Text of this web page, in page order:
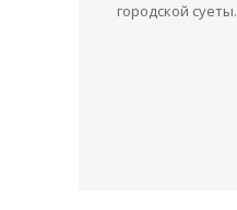
городской суеты.